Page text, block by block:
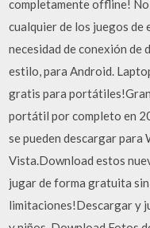
completamente offline!
cualquier de los juegos de
necesidad de conexión de
estilo, para Android.
gratis para
portátil por completo en
se pueden descargar
Vista.Download estos
jugar de forma gratuita
limitaciones!Descargar y